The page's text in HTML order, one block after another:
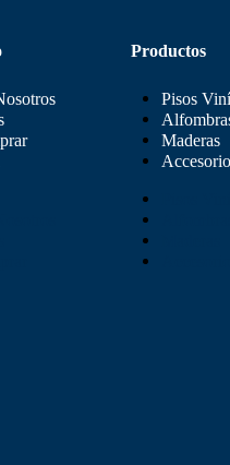
Productos
Pisos
Maderas